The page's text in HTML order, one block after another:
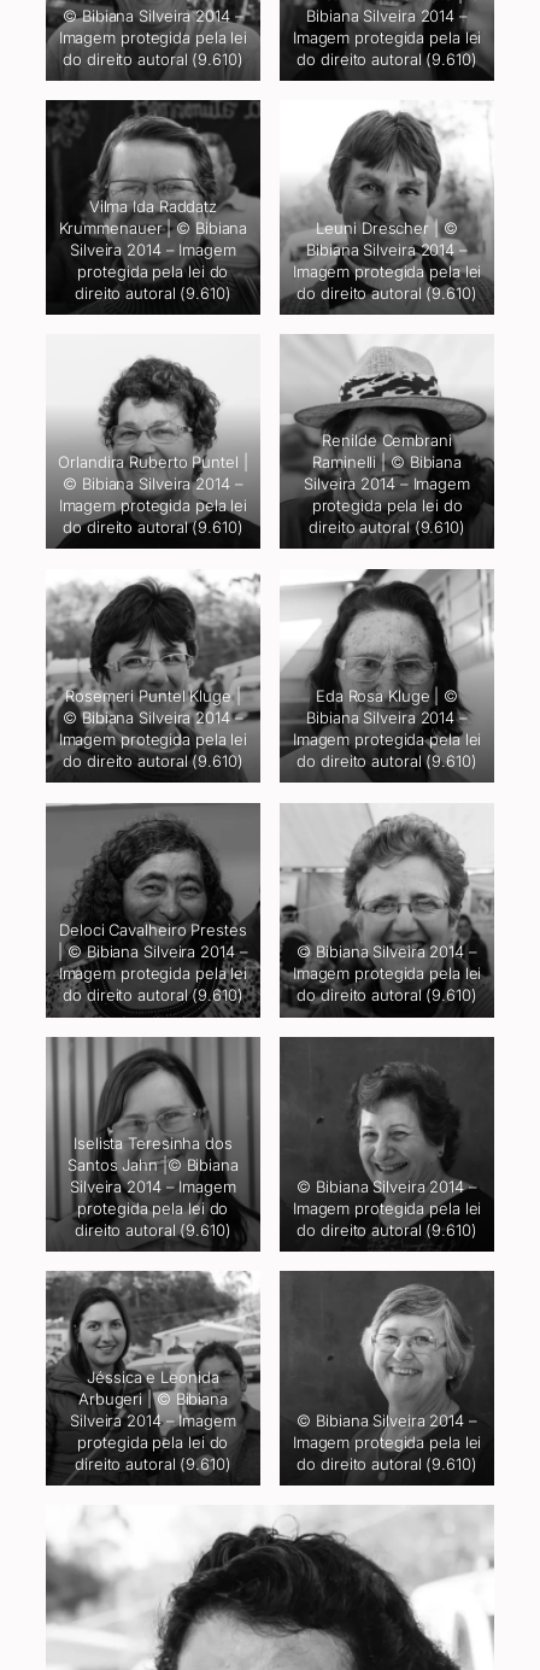
© Bibiana Silveira 2014 –
Imagem protegida pela lei
do direito autoral (9.610)
Bibiana Silveira 2014 –
Imagem protegida pela lei
do direito autoral (9.610)
Vilma Ida Raddatz
Krummenauer | © Bibiana
Silveira 2014 – Imagem
protegida pela lei do
direito autoral (9.610)
Leuni Drescher | ©
Bibiana Silveira 2014 –
Imagem protegida pela lei
do direito autoral (9.610)
Orlandira Ruberto Puntel |
© Bibiana Silveira 2014 –
Imagem protegida pela lei
do direito autoral (9.610)
Renilde Cembrani
Raminelli | © Bibiana
Silveira 2014 – Imagem
protegida pela lei do
direito autoral (9.610)
Rosemeri Puntel Kluge |
© Bibiana Silveira 2014 –
Imagem protegida pela lei
do direito autoral (9.610)
Eda Rosa Kluge | ©
Bibiana Silveira 2014 –
Imagem protegida pela lei
do direito autoral (9.610)
Deloci Cavalheiro Prestes
| © Bibiana Silveira 2014 –
Imagem protegida pela lei
do direito autoral (9.610)
© Bibiana Silveira 2014 –
Imagem protegida pela lei
do direito autoral (9.610)
Iselista Teresinha dos
Santos Jahn |© Bibiana
Silveira 2014 – Imagem
protegida pela lei do
direito autoral (9.610)
© Bibiana Silveira 2014 –
Imagem protegida pela lei
do direito autoral (9.610)
Jéssica e Leonida
Arbugeri | © Bibiana
Silveira 2014 – Imagem
protegida pela lei do
direito autoral (9.610)
© Bibiana Silveira 2014 –
Imagem protegida pela lei
do direito autoral (9.610)